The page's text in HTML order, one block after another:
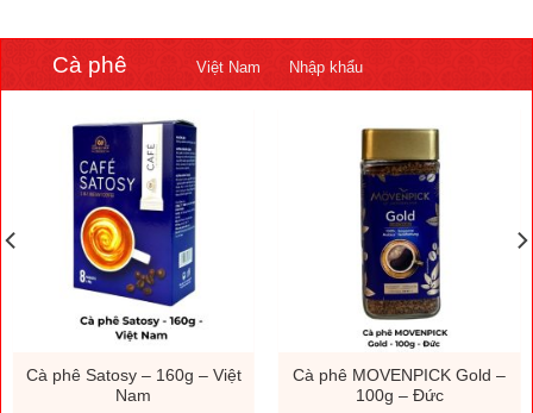
Cà phê Việt Nam Nhập khẩu
Cà phê Satosy – 160g – Việt
Nam
Cà phê MOVENPICK Gold –
100g – Đức